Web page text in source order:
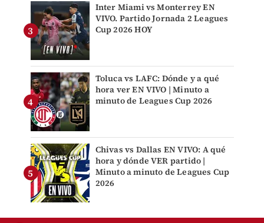
Inter Miami vs Monterrey EN
VIVO. Partido Jornada 2 Leagues
Cup 2026 HOY
Toluca vs LAFC: Dónde y a qué
hora ver EN VIVO | Minuto a
minuto de Leagues Cup 2026
Chivas vs Dallas EN VIVO: A qué
hora y dónde VER partido |
Minuto a minuto de Leagues Cup
2026